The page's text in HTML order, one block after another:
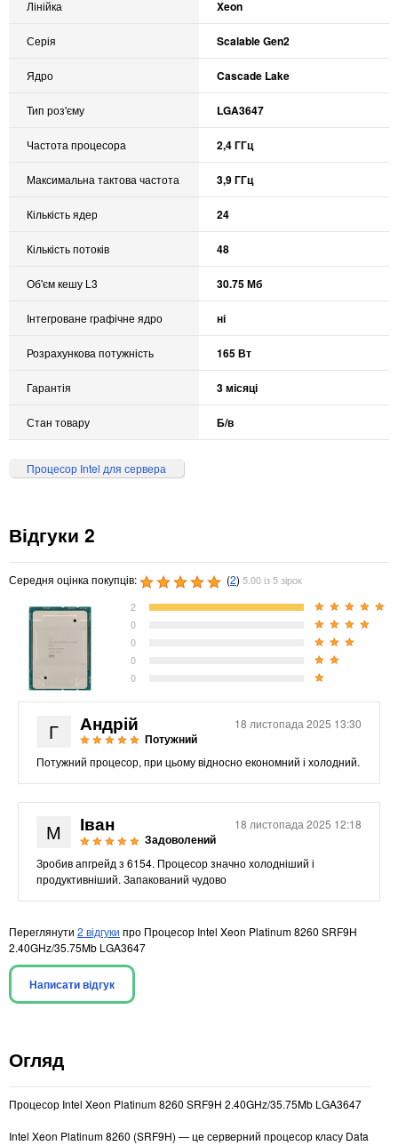
Лінійка Xeon
Серія Scalable Gen2
Ядро Cascade Lake
Тип роз'єму LGA3647
Частота процесора 2,4 ГГц
Максимальна тактова частота 3,9 ГГц
Кількість ядер 24
Кількість потоків 48
Об'єм кешу L3 30.75 Мб
Інтегроване графічне ядро ні
Розрахункова потужність 165 Вт
Гарантія 3 місяці
Стан товару Б/в
Процесор Intel для сервера
Відгуки 2
Середня оцінка покупців: (2) 5.00 із 5 зірок
2
0
0
0
0
18 листопада 2025 13:30
Г Андрій
Потужний
Потужний процесор, при цьому відносно економний і холодний.
18 листопада 2025 12:18
М Іван
Задоволений
Зробив апгрейд з 6154. Процесор значно холодніший і
продуктивніший. Запакований чудово
Переглянути 2 відгуки про Процесор Intel Xeon Platinum 8260 SRF9H
2.40GHz/35.75Mb LGA3647
Написати відгук
Огляд
Процесор Intel Xeon Platinum 8260 SRF9H 2.40GHz/35.75Mb LGA3647
Intel Xeon Platinum 8260 (SRF9H) — це серверний процесор класу Data